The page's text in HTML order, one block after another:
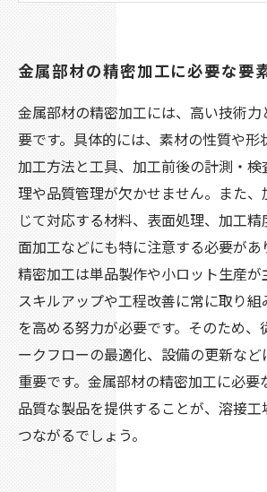
顧客の要望に合わせたスピーディ
シブルな対応可能
金属部材の精密加工に必要な要
金属部材の精密加工には、高い技術
要です。具体的には、素材の性質や形
加工方法と工具、加工前後の計測・
理や品質管理が欠かせません。また
じて対応する材料、表面処理、加工
面加工などにも特に注意する必要があ
精密加工は単品製作や小ロット生産が
スキルアップや工程改善に常に取り
を高める努力が必要です。そのため、
ークフローの最適化、設備の更新な
重要です。金属部材の精密加工に必要
品質な製品を提供することが、溶接
つながるでしょう。